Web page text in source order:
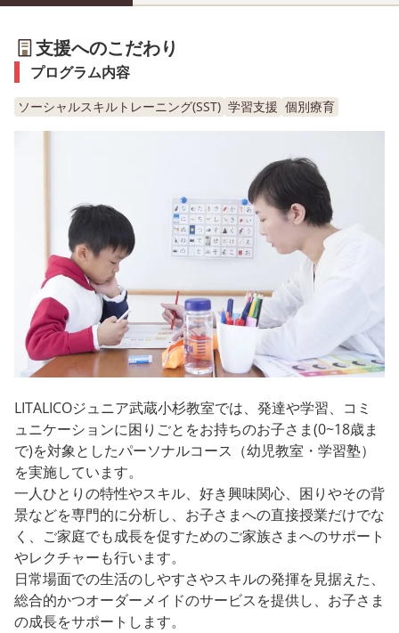
支援へのこだわり
プログラム内容
ソーシャルスキルトレーニング(SST) 学習支援 個別療育
LITALICOジュニア武蔵小杉教室では、発達や学習、コミ
ュニケーションに困りごとをお持ちのお子さま(0~18歳ま
で)を対象としたパーソナルコース（幼児教室・学習塾）
を実施しています。
一人ひとりの特性やスキル、好き興味関心、困りやその背
景などを専門的に分析し、お子さまへの直接授業だけでな
く、ご家庭でも成長を促すためのご家族さまへのサポート
やレクチャーも行います。
日常場面での生活のしやすさやスキルの発揮を見据えた、
総合的かつオーダーメイドのサービスを提供し、お子さま
の成長をサポートします。